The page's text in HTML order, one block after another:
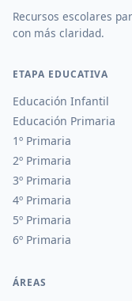
Recursos escolares
con más claridad.
ETAPA EDUCATIVA
Educación Infantil
Educación Primaria
1º Primaria
2º Primaria
3º Primaria
4º Primaria
5º Primaria
6º Primaria
ÁREAS